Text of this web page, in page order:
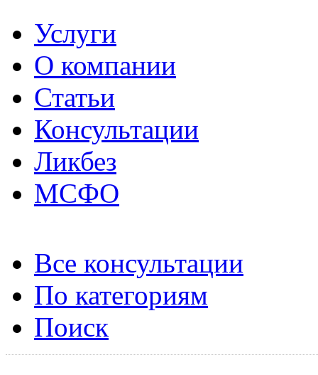
Услуги
О компании
Статьи
Консультации
Ликбез
МСФО
Все консультации
По категориям
Поиск